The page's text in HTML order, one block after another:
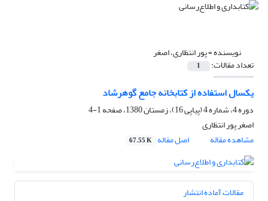
نویسنده =پور انتظاری، اصغر
تعداد مقالات: 1
یکسال استفاده از کتابخانه جامع گوهرشاد
دوره 4، شماره 4 (پیاپی 16)، زمستان 1380، صفحه
1-4
اصغر پور انتظاری
مشاهده مقاله
اصل مقاله 67.55 K
مقالات آماده انتشار